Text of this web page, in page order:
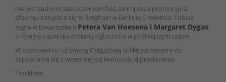
Nie jest żadnym zaskoczeniem fakt, że impreza promocyjna
albumu odbędzie się w Berghain w Berlinie 5 kwietnia. Tobias
zagra w towarzystwie Petera Van Hoesena i Margaret Dygas,
a kolejne nazwiska zostaną ogłoszone w późniejszym czasie.
W oczekiwaniu na świeżą Ostgutową bułkę zachęcamy do
zapoznania się z wcześniejszą twórczością producenta.
Tracklista: